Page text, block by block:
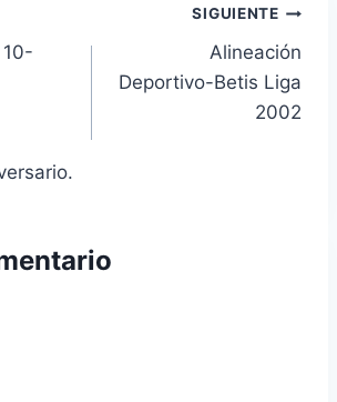
SIGUIENTE
Alineación
Deportivo-Betis Liga
2002